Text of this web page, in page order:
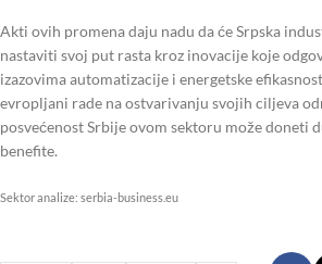
Akti ovih promena daju nadu da će Srpska
nastaviti svoj put rasta kroz inovacije koje
izazovima automatizacije i energetske
evropljani rade na ostvarivanju svojih ciljeva
posvećenost Srbije ovom sektoru može doneti
benefite.
Sektor analize: serbia-business.eu